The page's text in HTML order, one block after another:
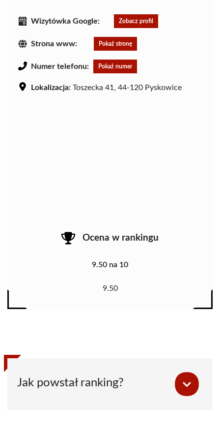
Wizytówka Google: Zobacz profil
Strona www: Pokaż stronę
Numer telefonu: Pokaż numer
Lokalizacja: Toszecka 41, 44-120 Pyskowice
Ocena w rankingu
9.50 na 10
9.50
Jak powstał ranking?